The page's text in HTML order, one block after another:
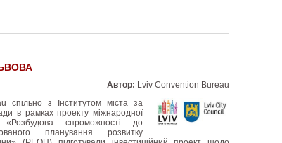
Автор: Lviv Convention Bureau
спільно з Інститутом міста за
в рамках проекту міжнародної
«Розбудова спроможності до
планування розвитку